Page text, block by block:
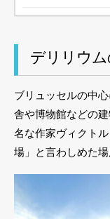
デリリウ
ブリュッセルの中
舎や博物館などの
名な作家ヴィクト
場」と言わしめた場